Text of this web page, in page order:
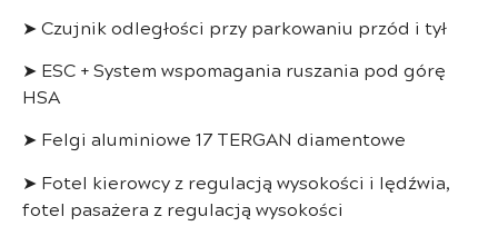
➤ Czujnik odległości przy parkowaniu przód i tył
➤ ESC + System wspomagania ruszania pod górę
HSA
➤ Felgi aluminiowe 17 TERGAN diamentowe
➤ Fotel kierowcy z regulacją wysokości i lędźwia,
fotel pasażera z regulacją wysokości